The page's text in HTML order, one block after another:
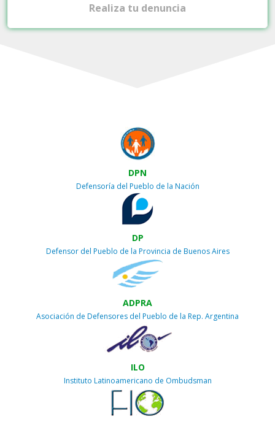
Realiza tu denuncia
DPN
Defensoría del Pueblo de la Nación
DP
Defensor del Pueblo de la Provincia de Buenos Aires
ADPRA
Asociación de Defensores del Pueblo de la Rep. Argentina
ILO
Instituto Latinoamericano de Ombudsman